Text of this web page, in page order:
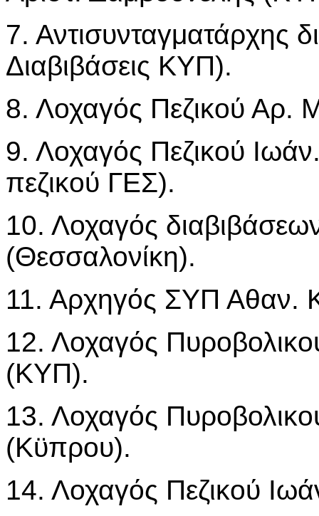
7. Αντισυνταγματάρχης
Διαβιβάσεις ΚΥΠ).
8. Λοχαγός Πεζικού
9. Λοχαγός Πεζικού
πεζικού ΓΕΣ).
10. Λοχαγός
(Θεσσαλονίκη).
11. Αρχηγός ΣΥΠ Αθαν.
12. Λοχαγός
(ΚΥΠ).
13. Λοχαγός
(Κϋπρου).
14. Λοχαγός Πεζικού